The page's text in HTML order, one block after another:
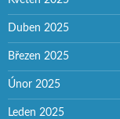
Duben 2025
Březen 2025
Únor 2025
Leden 2025